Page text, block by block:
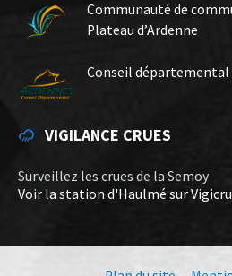
Communauté de
Plateau d’Ardenne
Conseil départemental
VIGILANCE CRUES
Surveillez les crues de la Semoy
Voir la station d'Haulmé sur